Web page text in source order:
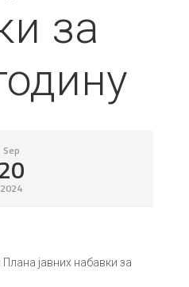
за
Sep
20
2024
јавних набавки за